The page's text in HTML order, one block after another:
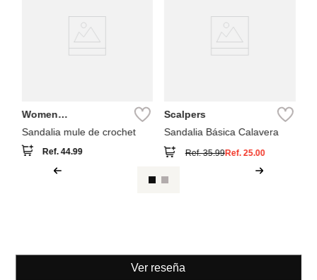
Women
Sandalia mule de crochet
Ref.44.99
Scalpers
Sandalia Básica Calavera
Ref.35.99Ref. 25.00
Ver reseña